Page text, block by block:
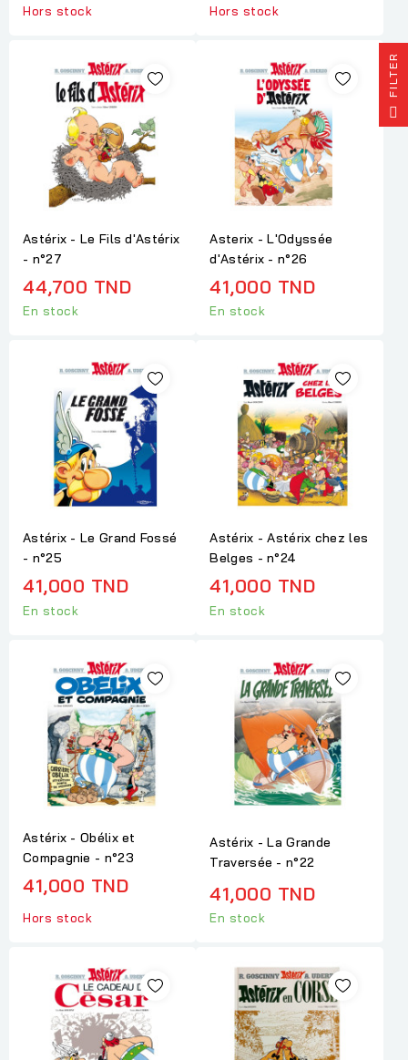
Hors stock Hors stock
Astérix - Le Fils d'Astérix
- n°27
44,700 TND
En stock
Asterix - L'Odyssée
d'Astérix - n°26
41,000 TND
En stock
Astérix - Le Grand Fossé
- n°25
41,000 TND
En stock
Astérix - Astérix chez les
Belges - n°24
41,000 TND
En stock
Astérix - Obélix et
Compagnie - n°23
41,000 TND
Hors stock
Astérix - La Grande
Traversée - n°22
41,000 TND
En stock
R